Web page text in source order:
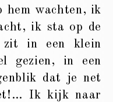
wachten, ik
ik sta op de
in een klein
gezien, in een
dat je net
Ik kijk naar